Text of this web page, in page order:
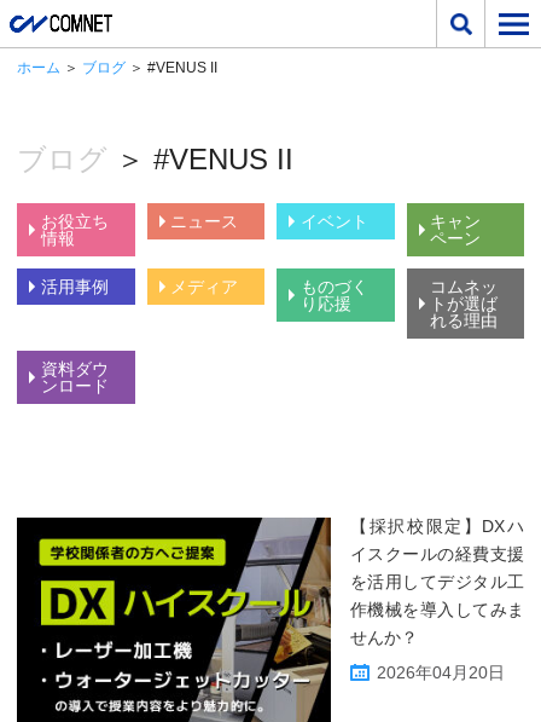
ホーム ＞ ブログ ＞ #VENUS II
ブログ ＞ #VENUS II
お役立ち
情報
ニュース イベント
キャン
ペーン
活用事例 メディア
ものづく
り応援
コムネッ
トが選ば
れる理由
資料ダウ
ンロード
【採択校限定】DXハ
イスクールの経費支援
を活用してデジタル工
作機械を導入してみま
せんか？
2026年04月20日